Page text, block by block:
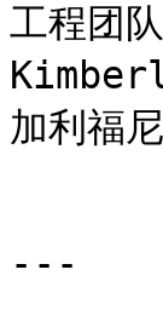
工程团
加利福
---